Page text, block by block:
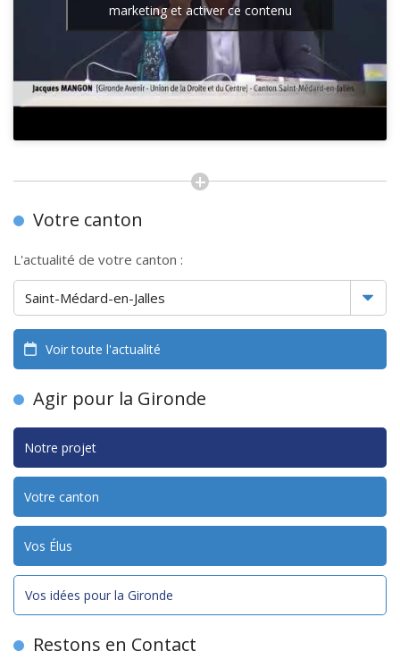
marketing et activer ce contenu
Votre canton
L'actualité de votre canton :
Voir toute l'actualité
Agir pour la Gironde
Notre projet
Votre canton
Vos Élus
Vos idées pour la Gironde
Restons en Contact